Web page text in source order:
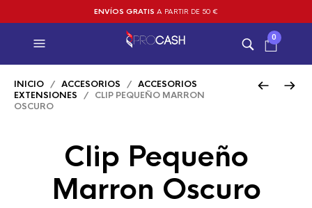
ENVÍOS GRATIS A PARTIR DE 50 €
0
INICIO / ACCESORIOS / ACCESORIOS
EXTENSIONES / CLIP PEQUEÑO MARRON
OSCURO
Clip Pequeño
Marron Oscuro